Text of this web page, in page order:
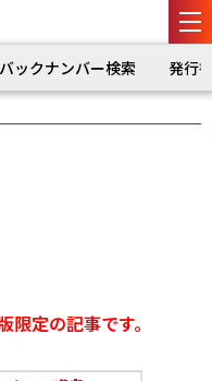
バックナンバー検索 発行
定の記事です。